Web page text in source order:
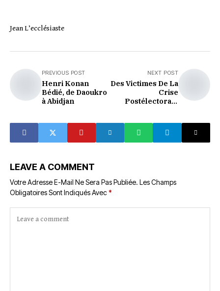
Jean L’ecclésiaste
PREVIOUS POST
Henri Konan
Bédié, de Daoukro
à Abidjan
NEXT POST
Des Victimes De La
Crise
Postélectorale
LEAVE A COMMENT
Votre Adresse E-Mail Ne Sera Pas Publiée. Les Champs
Obligatoires Sont Indiqués Avec*